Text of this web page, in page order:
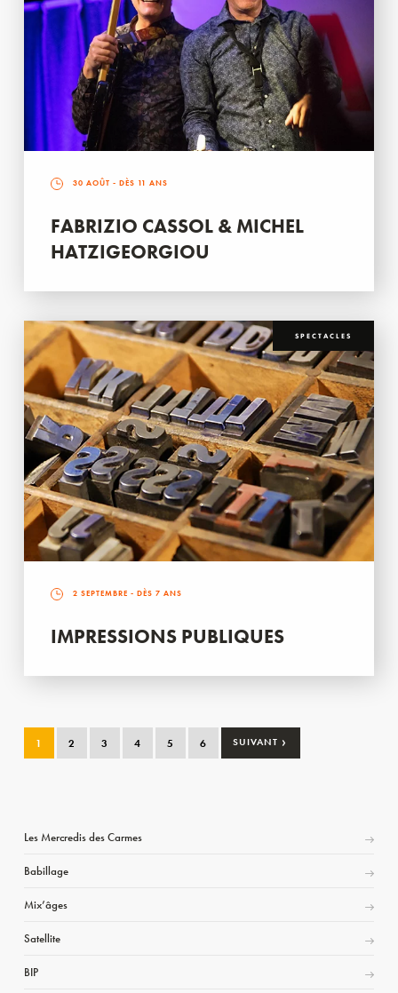
30 AOÛT - DÈS 11 ANS
FABRIZIO CASSOL & MICHEL
HATZIGEORGIOU
SPECTACLES
2 SEPTEMBRE - DÈS 7 ANS
IMPRESSIONS PUBLIQUES
1 2 3 4 5 6 SUIVANT ›
Les Mercredis des Carmes
Babillage
Mix’âges
Satellite
BIP